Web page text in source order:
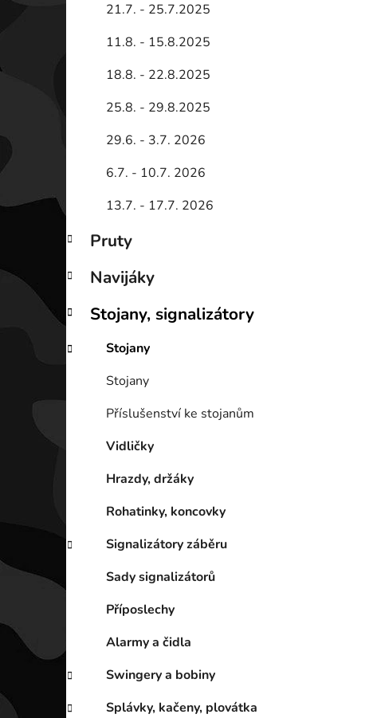
21.7. - 25.7.2025
11.8. - 15.8.2025
18.8. - 22.8.2025
25.8. - 29.8.2025
29.6. - 3.7. 2026
6.7. - 10.7. 2026
13.7. - 17.7. 2026
Pruty
Navijáky
Stojany, signalizátory
Stojany
Stojany
Příslušenství ke stojanům
Vidličky
Hrazdy, držáky
Rohatinky, koncovky
Signalizátory záběru
Sady signalizátorů
Příposlechy
Alarmy a čidla
Swingery a bobiny
Splávky, kačeny, plovátka